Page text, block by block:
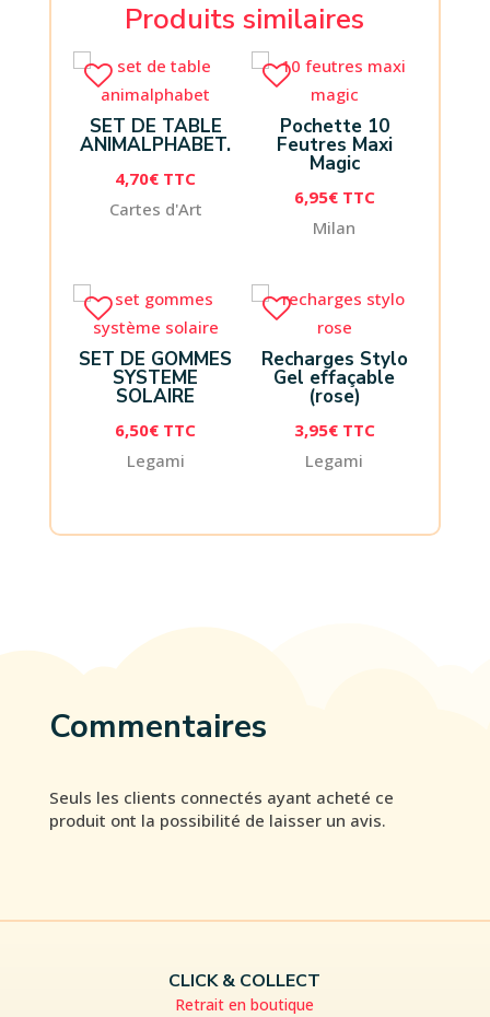
Produits similaires
SET DE TABLE
ANIMALPHABET.
4,70€ TTC
Cartes d'Art
Pochette 10
Feutres Maxi
Magic
6,95€ TTC
Milan
SET DE GOMMES
SYSTEME
SOLAIRE
6,50€ TTC
Legami
Recharges Stylo
Gel effaçable
(rose)
3,95€ TTC
Legami
Commentaires
Seuls les clients connectés ayant acheté ce
produit ont la possibilité de laisser un avis.
CLICK & COLLECT
Retrait en boutique